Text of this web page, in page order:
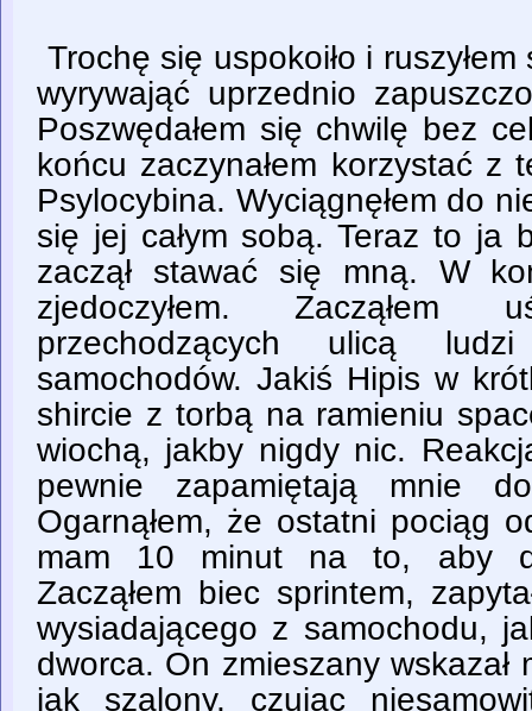
Trochę się uspokoiło i
wyrywająć uprzednio
Poszwędałem się chwilę bez
końcu zaczynałem korzystać z
Psylocybina. Wyciągnęłem do
się jej całym sobą. Teraz to ja
zaczął stawać się mną. W
zjedoczyłem.
przechodzących ulicą
samochodów. Jakiś Hipis w
shircie z torbą na ramieniu
wiochą, jakby nigdy nic.
pewnie zapamiętają mnie
Ogarnąłem, że ostatni pociąg
mam 10 minut na to, aby
Zacząłem biec sprintem,
wysiadającego z samochodu,
dworca. On zmieszany wskazał
jak szalony, czując